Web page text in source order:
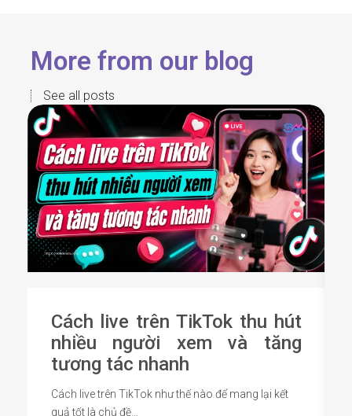
More from our blog
See all posts
Cách live trên TikTok thu hút
nhiều người xem và tăng
tương tác nhanh
Cách live trên TikTok như thế nào để mang lại kết
quả tốt là chủ đề…